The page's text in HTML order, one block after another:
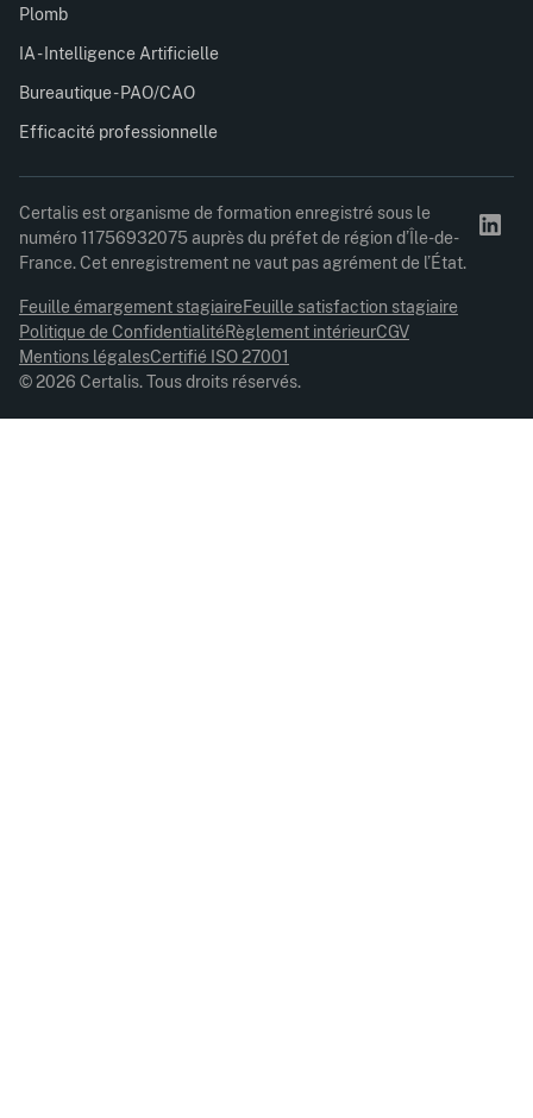
Plomb
IA - Intelligence Artificielle
Bureautique - PAO/CAO
Efficacité professionnelle
Certalis est organisme de formation enregistré sous le
numéro 11756932075 auprès du préfet de région d’Île-de-
France. Cet enregistrement ne vaut pas agrément de l’État.
© 2026 Certalis. Tous droits réservés.
Feuille émargement stagiaireFeuille satisfaction stagiaire
Politique de ConfidentialitéRèglement intérieurCGV
Mentions légalesCertifié ISO 27001